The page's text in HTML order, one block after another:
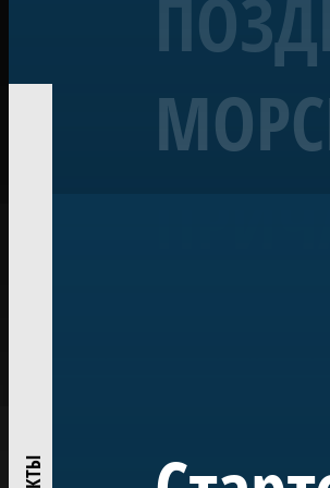
Корабль «Полтава»
Линейный 54-